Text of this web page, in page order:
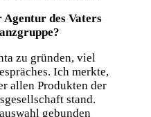
Agentur des Vaters
zu gründen, viel
Ich merkte,
allen Produkten der
stand.
gebunden